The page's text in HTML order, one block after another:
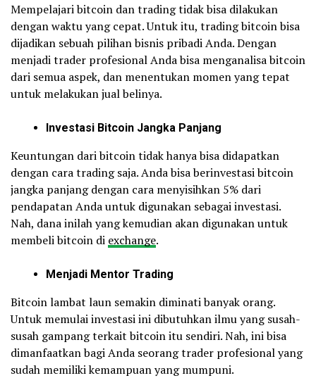
Mempelajari bitcoin dan trading tidak bisa dilakukan
dengan waktu yang cepat. Untuk itu, trading bitcoin bisa
dijadikan sebuah pilihan bisnis pribadi Anda. Dengan
menjadi trader profesional Anda bisa menganalisa bitcoin
dari semua aspek, dan menentukan momen yang tepat
untuk melakukan jual belinya.
Investasi Bitcoin Jangka Panjang
Keuntungan dari bitcoin tidak hanya bisa didapatkan
dengan cara trading saja. Anda bisa berinvestasi bitcoin
jangka panjang dengan cara menyisihkan 5% dari
pendapatan Anda untuk digunakan sebagai investasi.
Nah, dana inilah yang kemudian akan digunakan untuk
membeli bitcoin di exchange.
Menjadi Mentor Trading
Bitcoin lambat laun semakin diminati banyak orang.
Untuk memulai investasi ini dibutuhkan ilmu yang susah-
susah gampang terkait bitcoin itu sendiri. Nah, ini bisa
dimanfaatkan bagi Anda seorang trader profesional yang
sudah memiliki kemampuan yang mumpuni.